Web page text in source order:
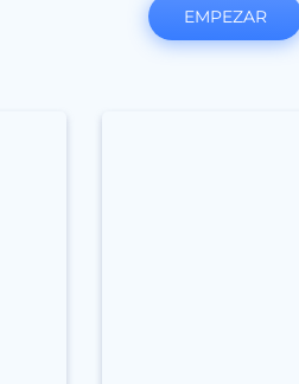
EMPEZAR